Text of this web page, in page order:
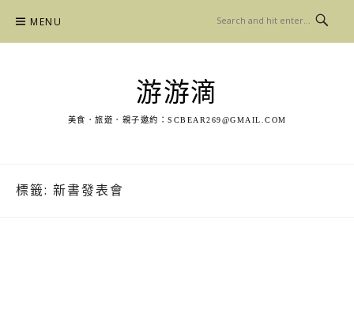
content
MENU
游游滴
美食．旅遊．親子邀約： SCBEAR269@GMAIL.COM
標籤: 新書發表會